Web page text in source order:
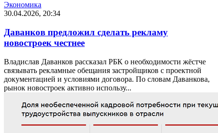
Экономика
30.04.2026, 20:34
Даванков предложил сделать рекламу
новостроек честнее
Владислав Даванков рассказал РБК о необходимости жёстче
связывать рекламные обещания застройщиков с проектной
документацией и условиями договора. По словам Даванкова,
рынок новостроек активно использу...